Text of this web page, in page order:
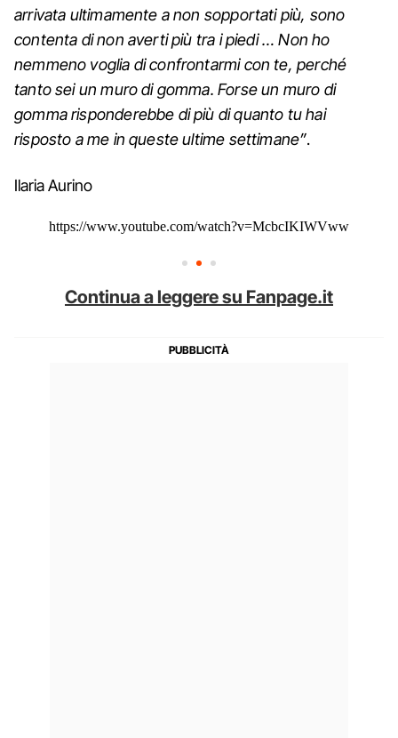
arrivata ultimamente a non sopportati più, sono
contenta di non averti più tra i piedi … Non ho
nemmeno voglia di confrontarmi con te, perché
tanto sei un muro di gomma. Forse un muro di
gomma risponderebbe di più di quanto tu hai
risposto a me in queste ultime settimane”.
Ilaria Aurino
https://www.youtube.com/watch?v=McbcIKIWVww
Continua a leggere su Fanpage.it